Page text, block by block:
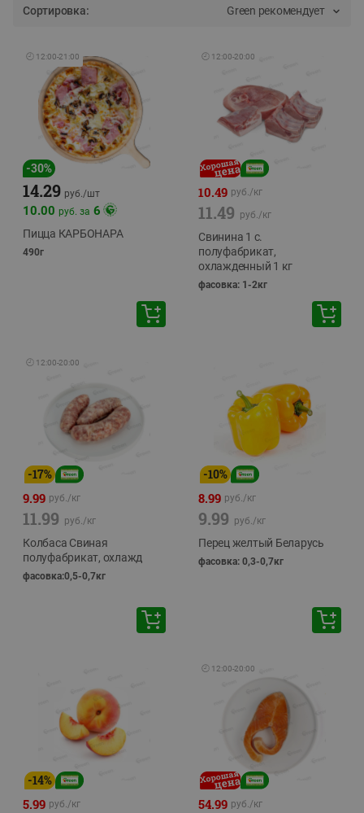
Сортировка: Green рекомендует
🕘 12:00-21:00
-30%
14.29 руб./шт
10.00 руб. за 6
Пицца КАРБОНАРА
490г
🕘 12:00-20:00
10.49 руб./кг
11.49 руб./кг
Свинина 1 с.
полуфабрикат,
охлажденный 1 кг
фасовка: 1-2кг
🕘 12:00-20:00
-17%
9.99 руб./кг
11.99 руб./кг
Колбаса Свиная
полуфабрикат, охлажд
фасовка:0,5-0,7кг
-10%
8.99 руб./кг
9.99 руб./кг
Перец желтый Беларусь
фасовка: 0,3-0,7кг
-14%
5.99 руб./кг
🕘 12:00-20:00
54.99 руб./кг